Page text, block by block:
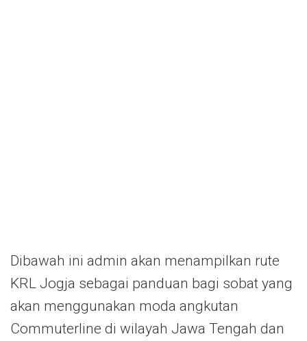
Dibawah ini admin akan menampilkan rute
KRL Jogja sebagai panduan bagi sobat yang
akan menggunakan moda angkutan
Commuterline di wilayah Jawa Tengah dan